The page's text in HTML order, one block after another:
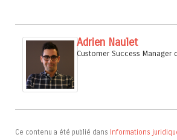
Adrien Naulet
Customer Success Manager
Ce contenu a été publié dans Informations